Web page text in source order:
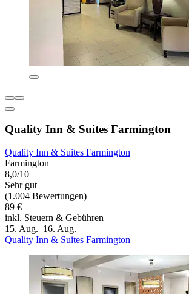
Quality Inn & Suites Farmington
Quality Inn & Suites Farmington
Farmington
8,0/10
Sehr gut
(1.004 Bewertungen)
89 €
inkl. Steuern & Gebühren
15. Aug.–16. Aug.
Quality Inn & Suites Farmington